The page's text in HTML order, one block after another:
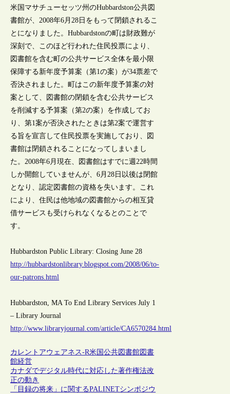
米国マサチューセッツ州のHubbardston公共図
書館が、2008年6月28日をもって閉鎖されるこ
とになりました。Hubbardstonの町は財政難が
深刻で、このほど行われた住民投票により、
図書館を含む町の公共サービス全体を最小限
保障する新年度予算案（第1の案）が34票差で
否決されました。町はこの新年度予算案の対
案として、図書館の閉鎖を含む公共サービス
を削減する予算案（第2の案）を作成してお
り、第1案が否決されたときは第2案で運営す
る旨を宣言して住民投票を実施しており、図
書館は閉鎖されることになってしまいまし
た。2008年6月現在、図書館はすでに週22時間
しか開館していませんが、6月28日以後は閉館
となり、認定図書館の資格を失います。これ
により、住民は他地域の図書館からの相互貸
借サービスも受けられなくなるとのことで
す。
Hubbardston Public Library: Closing June 28
http://hubbardstonlibrary.blogspot.com/2008/06/to-
our-patrons.html
Hubbardston, MA To End Library Services July 1
– Library Journal
http://www.libraryjournal.com/article/CA6570284.html
カレントアウェアネス-R米国公共図書館図書
館経営
カナダでデジタル時代に対応した著作権法改
正の動き
「目録の将来」に関するPALINETシンポジウ